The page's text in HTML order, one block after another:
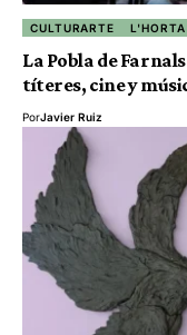
CULTURARTE
La Pobla de
títeres, cine y
PorJavier Ruiz